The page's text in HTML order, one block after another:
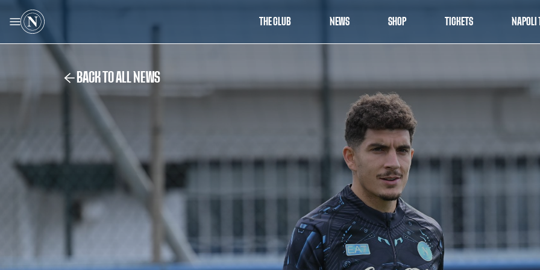
THE CLUB NEWS SHOP TICKETS NAPOLI
BACK TO ALL NEWS